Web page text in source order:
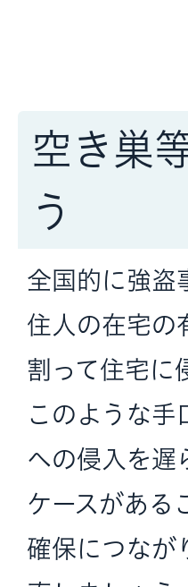
空き巣
う
全国的に強盗
住人の在宅の
割って住宅に
このような手
への侵入を遅
ケースがある
確保につなが